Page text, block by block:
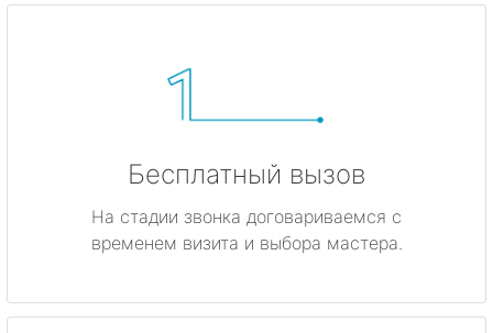
Бесплатный вызов
На стадии звонка договариваемся с
временем визита и выбора мастера.